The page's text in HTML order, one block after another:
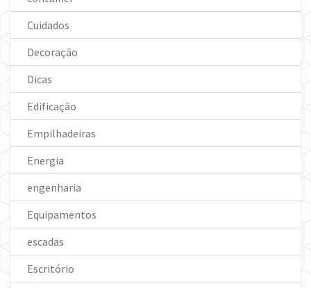
Cuidados
Decoração
Dicas
Edificação
Empilhadeiras
Energia
engenharia
Equipamentos
escadas
Escritório